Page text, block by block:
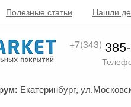
Полезные статьи Нашли
+7(343)
Екатеринбург,